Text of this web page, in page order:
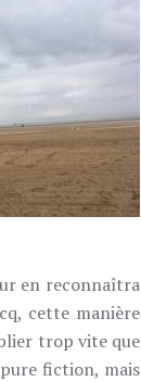
en reconnaîtra
cette manière
trop vite que
fiction, mais